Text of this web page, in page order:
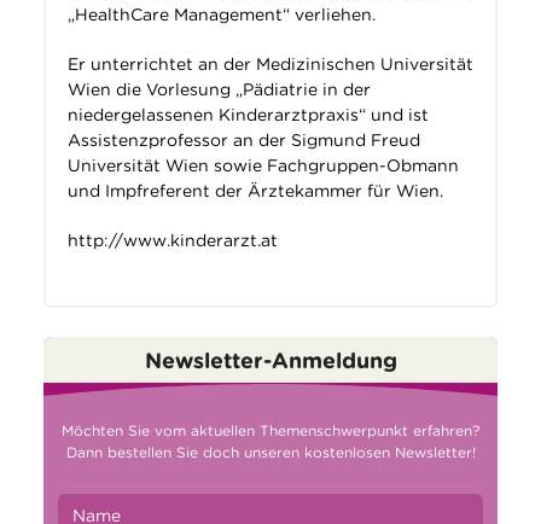
„HealthCare Management“ verliehen.
Er unterrichtet an der Medizinischen Universität
Wien die Vorlesung „Pädiatrie in der
niedergelassenen Kinderarztpraxis“ und ist
Assistenzprofessor an der Sigmund Freud
Universität Wien sowie Fachgruppen-Obmann
und Impfreferent der Ärztekammer für Wien.
http://www.kinderarzt.at
Newsletter-Anmeldung
Möchten Sie vom aktuellen Themenschwerpunkt erfahren?
Dann bestellen Sie doch unseren kostenlosen Newsletter!